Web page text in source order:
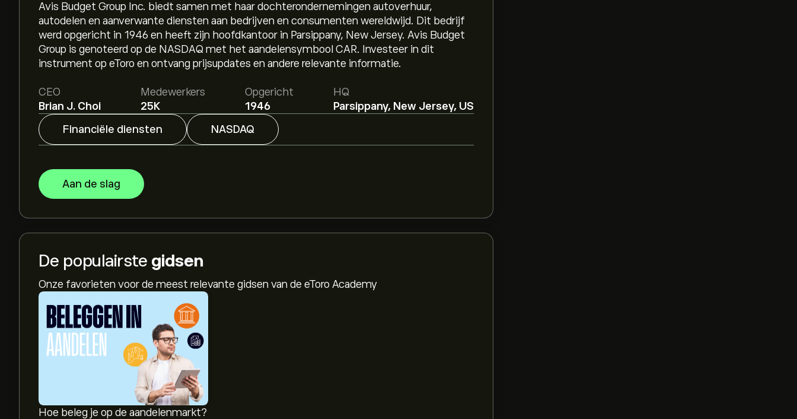
Avis Budget Group Inc. biedt samen met haar dochterondernemingen autoverhuur,
autodelen en aanverwante diensten aan bedrijven en consumenten wereldwijd. Dit bedrijf
werd opgericht in 1946 en heeft zijn hoofdkantoor in Parsippany, New Jersey. Avis Budget
Group is genoteerd op de NASDAQ met het aandelensymbool CAR. Investeer in dit
instrument op eToro en ontvang prijsupdates en andere relevante informatie.
CEO
Brian J. Choi
Medewerkers
25K
Opgericht
1946
HQ
Parsippany, New Jersey, US
Financiële diensten
NASDAQ
Aan de slag
De populairste gidsen
Onze favorieten voor de meest relevante gidsen van de eToro Academy
Hoe beleg je op de aandelenmarkt?